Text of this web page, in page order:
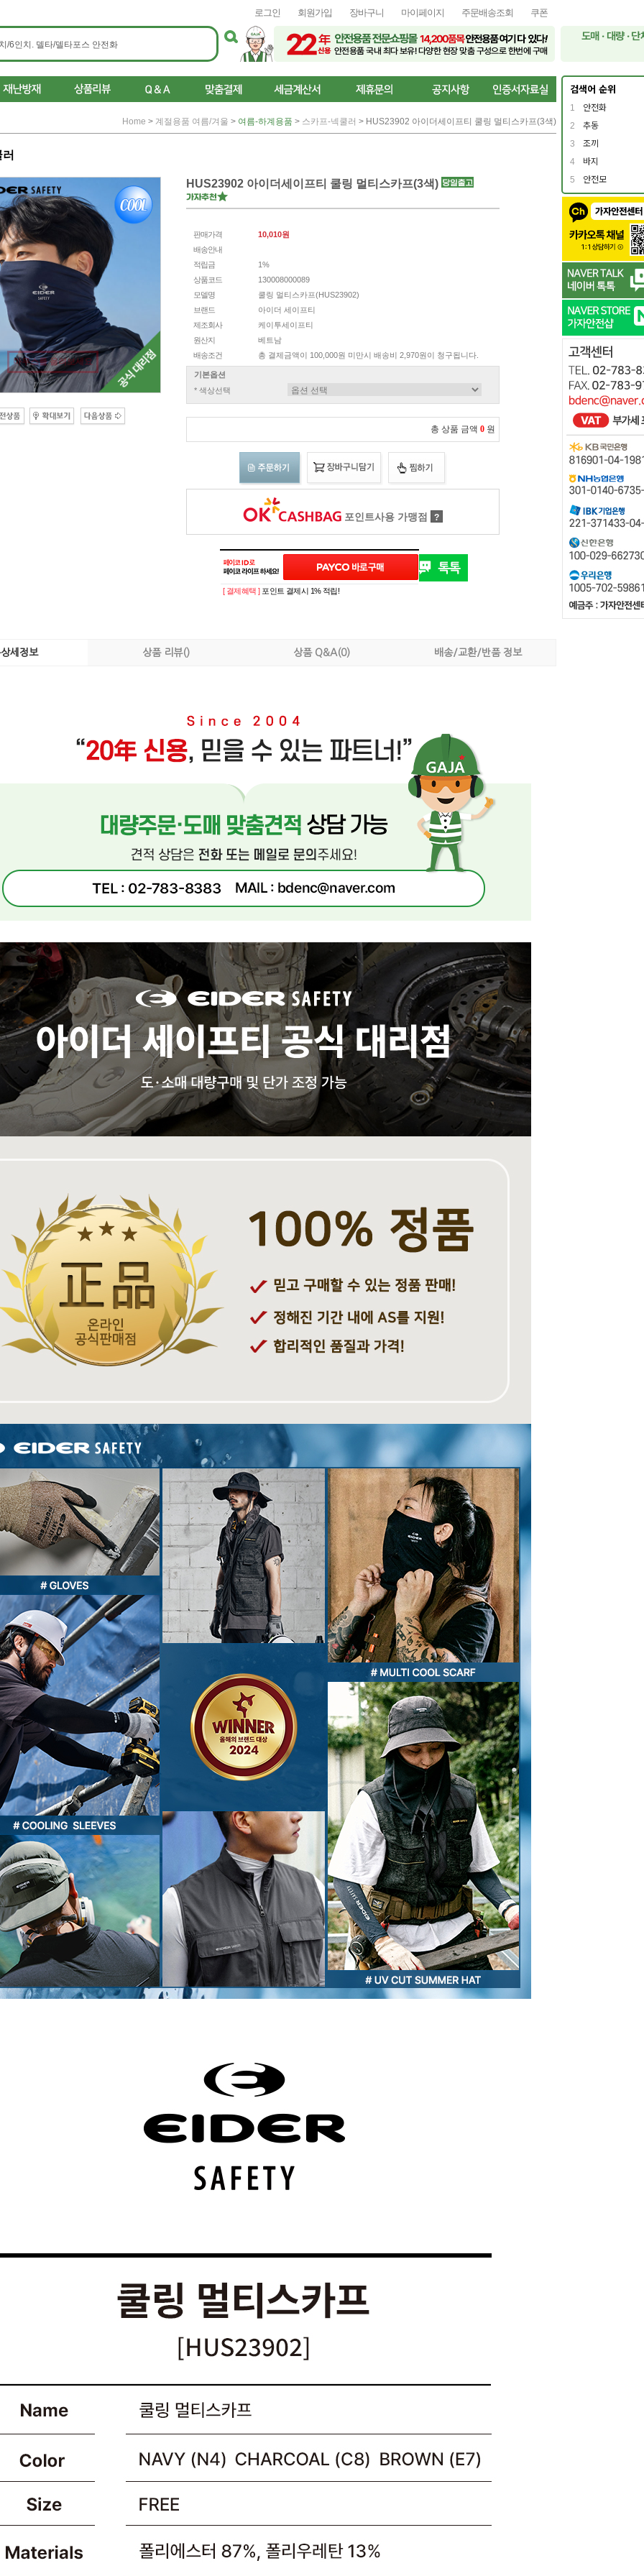
검색어 순위
1
안전화
2
추동
3
조끼
4
바지
5
안전모
로그인 회원가입 장바구니 마이페이지 주문배송조회 쿠폰
Home > 계절용품 여름/겨울 > 여름-하계용품 > 스카프-넥쿨러 > HUS23902 아이더세이프티 쿨링 멀티스카프(3색)
마우스를 올려보세요
HUS23902 아이더세이프티 쿨링 멀티스카프(3색)
판매가격
10,010원
배송안내
적립금
1%
상품코드
130008000089
모델명
쿨링 멀티스카프(HUS23902)
브랜드
아이더 세이프티
제조회사
케이투세이프티
원산지
베트남
배송조건
총 결제금액이 100,000원 미만시 배송비 2,970원이 청구됩니다.
기본옵션
* 색상선택
총 상품 금액 0 원
포인트사용 가맹점 ?
코 라이프 하세요!
[ 결제혜택 ] 포인트 결제시 1% 적립!
세정보 상품 리뷰() 상품 Q&A(0) 배송/교환/반품 정보